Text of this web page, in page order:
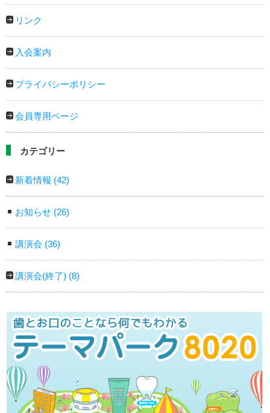
リンク
入会案内
プライバシーポリシー
会員専用ページ
カテゴリー
新着情報 (42)
お知らせ (26)
講演会 (36)
講演会(終了) (8)